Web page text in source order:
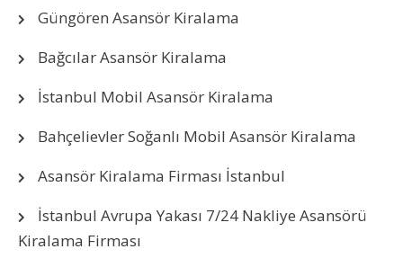
Güngören Asansör Kiralama
Bağcılar Asansör Kiralama
İstanbul Mobil Asansör Kiralama
Bahçelievler Soğanlı Mobil Asansör Kiralama
Asansör Kiralama Firması İstanbul
İstanbul Avrupa Yakası 7/24 Nakliye Asansörü
Kiralama Firması